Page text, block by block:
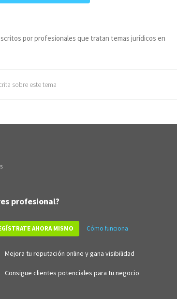
por profesionales que tratan temas jurídicos en
sobre este tema
profesional?
AHORA MISMO Cómo funciona
Mejora tu reputación online y gana visibilidad
Consigue clientes potenciales para tu negocio